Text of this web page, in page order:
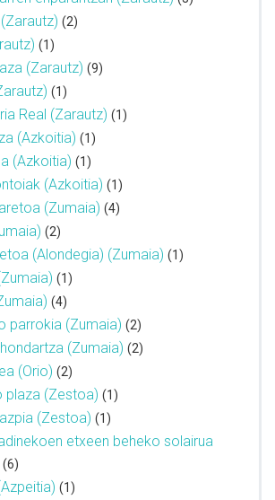
(2)
(1)
(Zarautz) (9)
(1)
Real (Zarautz) (1)
(Azkoitia) (1)
(Azkoitia) (1)
(Azkoitia) (1)
(Zumaia) (4)
(2)
(Alondegia) (Zumaia) (1)
(1)
(4)
parrokia (Zumaia) (2)
(Zumaia) (2)
(Orio) (2)
plaza (Zestoa) (1)
(Zestoa) (1)
etxeen beheko solairua
(6)
(1)